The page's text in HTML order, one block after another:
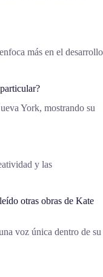
más en el desarrollo
York, mostrando su
y las
otras obras de Kate
voz única dentro de su